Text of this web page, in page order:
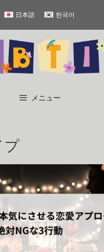
日本語 한국어
メニュー
プ